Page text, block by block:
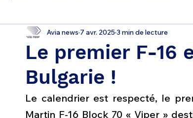
Aviation & Défense Livres Drones aériens
Patrimoine aéronautique Avionique & pilotage
1 er avril Motorisation Défense sol-air
Le premier F-16
Bulgarie !
Avia news 7 avr. 20253 min de lecture
Le calendrier est respecté, le
Martin F-16 Block 70 « Viper »